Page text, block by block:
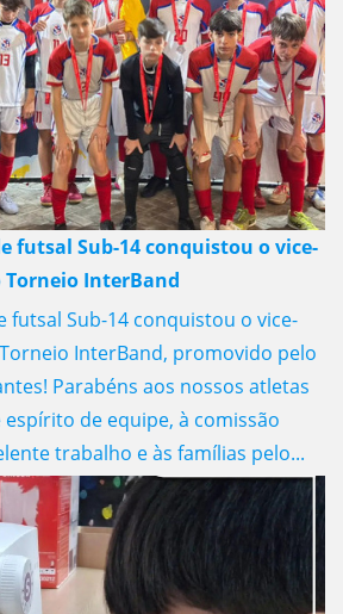
futsal Sub-14 conquistou o vice-
InterBand
futsal Sub-14 conquistou o vice-
InterBand, promovido pelo
Parabéns aos nossos atletas
espírito de equipe, à comissão
trabalho e às famílias pelo...